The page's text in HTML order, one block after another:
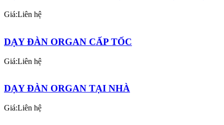
Giá:Liên hệ
DẠY ĐÀN ORGAN CẤP TỐC
Giá:Liên hệ
DẠY ĐÀN ORGAN TẠI NHÀ
Giá:Liên hệ